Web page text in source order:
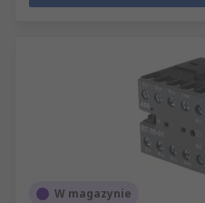
W magazynie